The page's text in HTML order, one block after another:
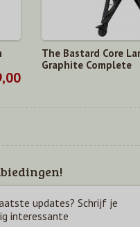
The Bastard Core
Graphite Complete
updates? Schrijf je
interessante